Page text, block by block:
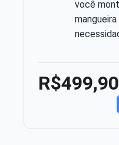
você
R$499,90